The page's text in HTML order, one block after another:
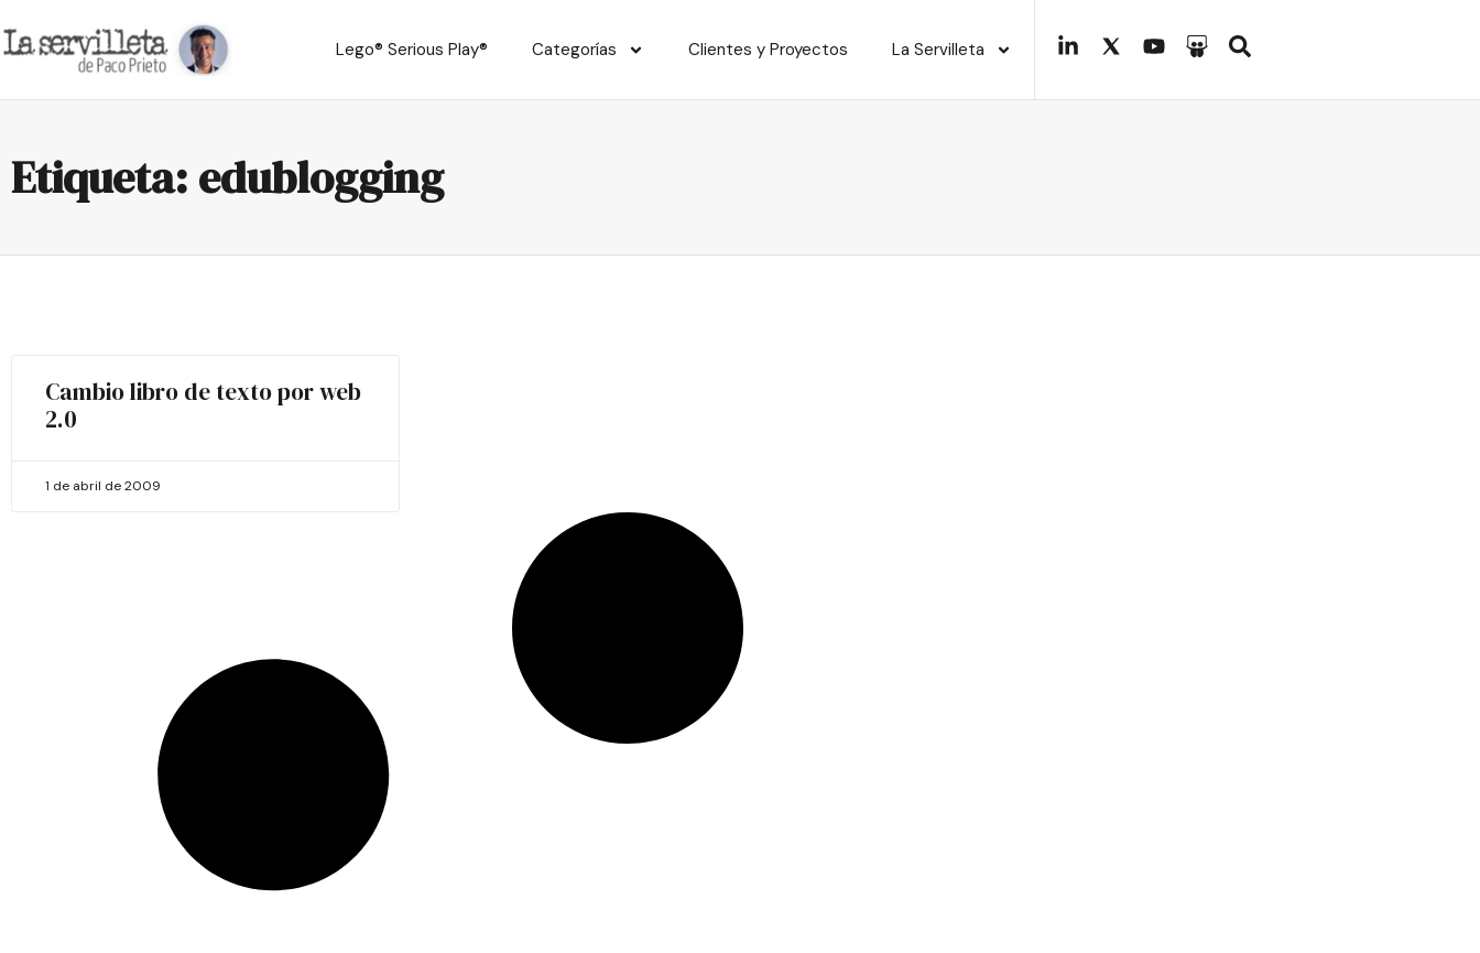
Lego® Serious Play® Categorías Clientes y Proyectos La Servilleta
Etiqueta: edublogging
Cambio libro de texto por web
2.0
1 de abril de 2009